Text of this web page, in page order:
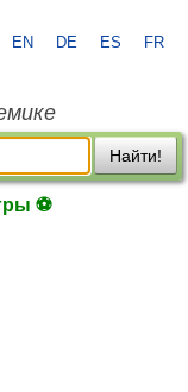
EN DE ES FR
Найти!
⚽